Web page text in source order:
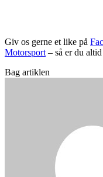
Giv os gerne et like på
Motorsport – så er du
Bag artiklen